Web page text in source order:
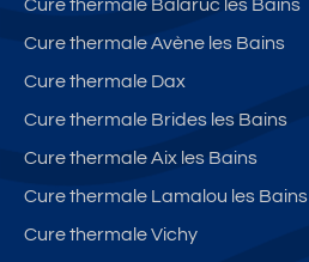
Cure thermale Balaruc les Bains
Cure thermale Avène les Bains
Cure thermale Dax
Cure thermale Brides les Bains
Cure thermale Aix les Bains
Cure thermale Lamalou les Bains
Cure thermale Vichy